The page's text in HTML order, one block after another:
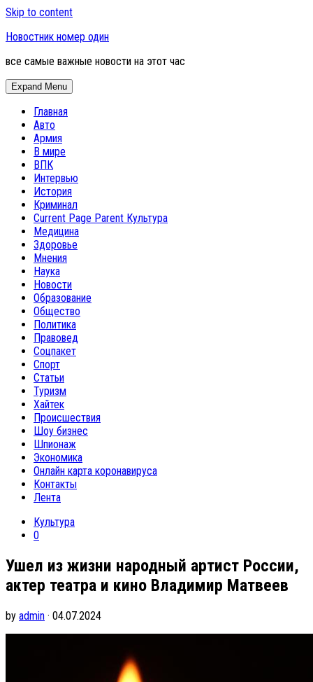
Skip to content
Новостник номер один
все самые важные новости на этот час
Expand Menu
Главная
Авто
Армия
В мире
ВПК
Интервью
История
Криминал
Current Page Parent Культура
Медицина
Здоровье
Мнения
Наука
Новости
Образование
Общество
Политика
Правовед
Соцпакет
Спорт
Статьи
Туризм
Хайтек
Происшествия
Шоу бизнес
Шпионаж
Экономика
Онлайн карта коронавируса
Контакты
Лента
Культура
0
Ушел из жизни народный артист России,
актер театра и кино Владимир Матвеев
by admin · 04.07.2024